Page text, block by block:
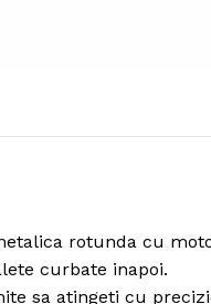
rotunda cu
curbate inapoi.
sa atingeti cu